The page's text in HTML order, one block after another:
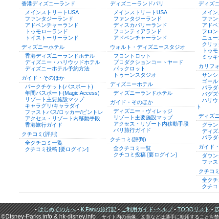
香港ディズニーランド
メインストリートUSA
ファンタジーランド
アドベンチャーランド
トゥモローランド
トイストーリーランド
ディズニーホテル
香港ディズニーランドホテル
ディズニー・ハリウッドホテル
ディズニーホテル予約方法
ガイド・そのほか
パークチケット(パスポート)
年間パスポート(Magic Access)
リゾート主要施設マップ
キャラグリ/キャラダイ
ファストパス/ロッカー/ピントレ
アクセス・リゾート内移動手段
香港旅行ガイド
クチコミ(評判)
全クチコミ一覧
クチコミ投稿 [要ログイン]
ディズニーランドパリ
メインストリートUSA
ファンタジーランド
ディスカバリーランド
フロンティアランド
アドベンチャーランド
ウォルト・ディズニースタジオ
フロントロット
プロダクションコートヤード
バックロット
トゥーンスタジオ
ディズニーホテル
ディズニーランドホテル
ガイド・そのほか
ディズニー・ヴィレッジ
リゾート主要施設マップ
アクセス・リゾート内移動手段
パリ旅行ガイド
クチコミ(評判)
全クチコミ一覧
クチコミ投稿 [要ログイン]
ディズ
メイ
ファ
アド
フロ
ニュ
クリ
トゥ
ミッ
カリフ
サン
ゴー
パラ
バグ
ハリ
ト
ディズ
グラ
ディ
パラ
ガイド
ダウ
ファ
クチコ
全ク
クチ
-はじめての方へ-K Fanの旅行記-ご利用ガイド･ヘルプ-TODOリスト-
©Disney-Parks.info & hk-disney.infoサイト内の画像、文章などは勝手に転用することを